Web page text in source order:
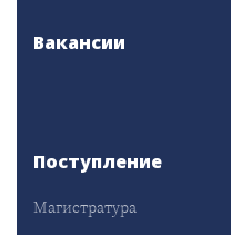
Вакансии
Поступление
Магистратура